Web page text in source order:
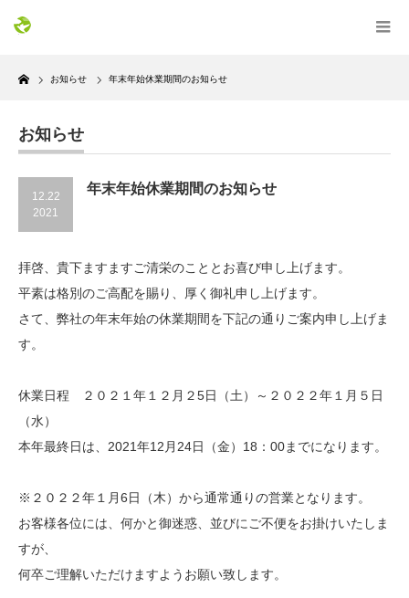
Home
お知らせ 年末年始休業期間のお知らせ
お知らせ
12.22
2021
年末年始休業期間のお知らせ
拝啓、貴下ますますご清栄のこととお喜び申し上げます。
平素は格別のご高配を賜り、厚く御礼申し上げます。
さて、弊社の年末年始の休業期間を下記の通りご案内申し上げま
す。
休業日程 ２０２１年１２月２5日（土）～２０２２年１月５日
（水）
本年最終日は、2021年12月24日（金）18：00までになります。
※２０２２年１月6日（木）から通常通りの営業となります。
お客様各位には、何かと御迷惑、並びにご不便をお掛けいたしま
すが、
何卒ご理解いただけますようお願い致します。